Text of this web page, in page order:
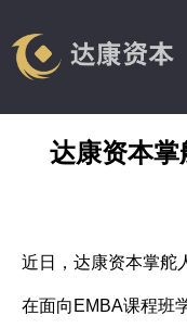
达康资本
近日，达康资本掌舵
在面向 EMBA课程班